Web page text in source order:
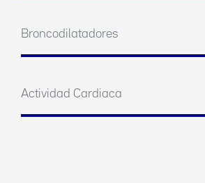
Broncodilatadores
Actividad Cardiaca